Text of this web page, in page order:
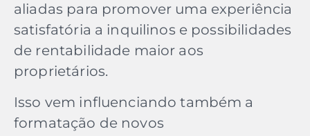
aliadas para promover uma experiência
satisfatória a inquilinos e possibilidades
de rentabilidade maior aos
proprietários.
Isso vem influenciando também a
formatação de novos